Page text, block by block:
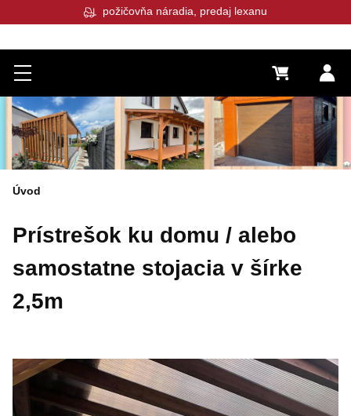
Menu 0 €
náradia, predaj lexanu
Úvod
Prístrešok ku domu / alebo
samostatne stojacia v šírke
2,5m